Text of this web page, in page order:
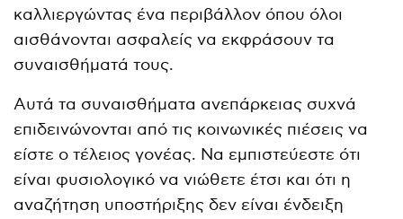
καλλιεργώντας ένα περιβάλλον όπου όλοι
αισθάνονται ασφαλείς να εκφράσουν τα
συναισθήματά τους.
Αυτά τα συναισθήματα ανεπάρκειας συχνά
επιδεινώνονται από τις κοινωνικές πιέσεις να
είστε ο τέλειος γονέας. Να εμπιστεύεστε ότι
είναι φυσιολογικό να νιώθετε έτσι και ότι η
αναζήτηση υποστήριξης δεν είναι ένδειξη